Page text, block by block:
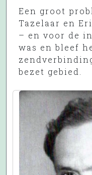
Een groot
Tazelaar en
– en voor de
was en bleef
bezet gebied.